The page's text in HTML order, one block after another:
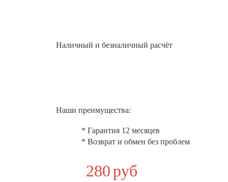
Наличный и безналичный расчёт
Наши преимущества:
* Гарантия 12 месяцев
* Возврат и обмен без проблем
280руб